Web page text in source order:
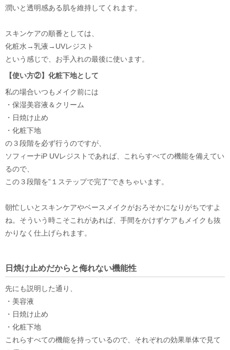
潤いと透明感ある肌を維持してくれます。
スキンケアの順番としては、
化粧水→乳液→UVレジスト
という感じで、お手入れの最後に使います。
【使い方②】化粧下地として
私の場合いつもメイク前には
・保湿美容液＆クリーム
・日焼け止め
・化粧下地
の３段階を必ず行うのですが、
ソフィーナiP UVレジストであれば、これらすべての機能を備えてい
るので、
この３段階を”１ステップで完了”できちゃいます。
朝忙しいとスキンケアやベースメイクがおろそかになりがちですよ
ね。そういう時こそこれがあれば、手間をかけずケアもメイクも抜
かりなく仕上げられます。
日焼け止めだからと侮れない機能性
先にも説明した通り、
・美容液
・日焼け止め
・化粧下地
これらすべての機能を持っているので、それぞれの効果単体で見て